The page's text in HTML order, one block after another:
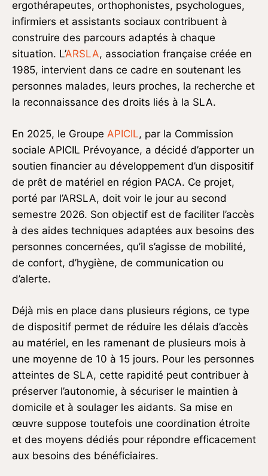
ergothérapeutes, orthophonistes, psychologues,
infirmiers et assistants sociaux contribuent à
construire des parcours adaptés à chaque
situation. L’ARSLA, association française créée en
1985, intervient dans ce cadre en soutenant les
personnes malades, leurs proches, la recherche et
la reconnaissance des droits liés à la SLA.
En 2025, le Groupe APICIL, par la Commission
sociale APICIL Prévoyance, a décidé d’apporter un
soutien financier au développement d’un dispositif
de prêt de matériel en région PACA. Ce projet,
porté par l’ARSLA, doit voir le jour au second
semestre 2026. Son objectif est de faciliter l’accès
à des aides techniques adaptées aux besoins des
personnes concernées, qu’il s’agisse de mobilité,
de confort, d’hygiène, de communication ou
d’alerte.
Déjà mis en place dans plusieurs régions, ce type
de dispositif permet de réduire les délais d’accès
au matériel, en les ramenant de plusieurs mois à
une moyenne de 10 à 15 jours. Pour les personnes
atteintes de SLA, cette rapidité peut contribuer à
préserver l’autonomie, à sécuriser le maintien à
domicile et à soulager les aidants. Sa mise en
œuvre suppose toutefois une coordination étroite
et des moyens dédiés pour répondre efficacement
aux besoins des bénéficiaires.